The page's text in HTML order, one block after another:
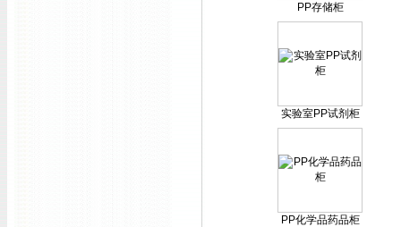
PP存储柜
实验室PP试剂柜
PP化学品药品柜